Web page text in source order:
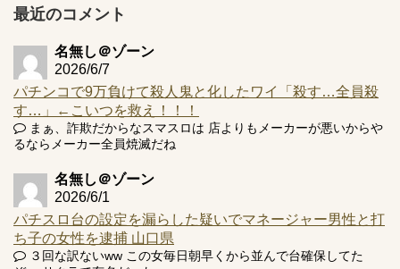
【実戦報告】e黄門ちゃま寿限無 初日の評判まとめ！コン
プ報告あり！弱予告...
アズールレーン スロット評価はコイン持ちの悪い疑似ボ天
井の軽い絆？
最近のコメント
名無し＠ゾーン
2026/6/7
パチンコで9万負けて殺人鬼と化したワイ「殺す…全員殺
す…」←こいつを救え！！！
まぁ、詐欺だからなスマスロは 店よりもメーカーが悪いからや
るならメーカー全員焼滅だね
名無し＠ゾーン
2026/6/1
パチスロ台の設定を漏らした疑いでマネージャー男性と打
ち子の女性を逮捕 山口県
３回な訳ないww この女毎日朝早くから並んで台確保してた